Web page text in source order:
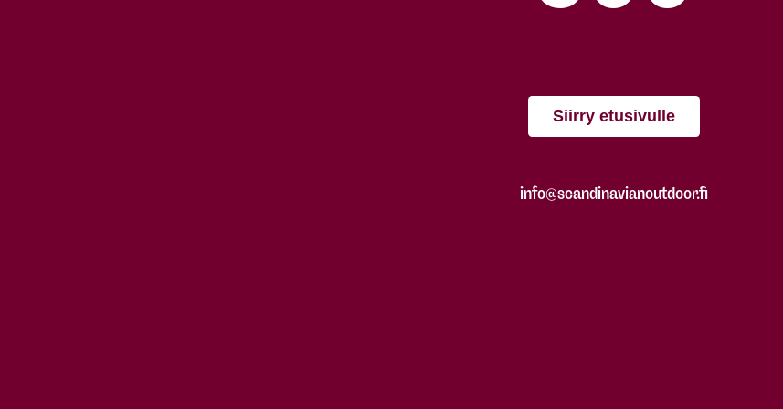
Siirry etusivulle
info@scandinavianoutdoor.fi